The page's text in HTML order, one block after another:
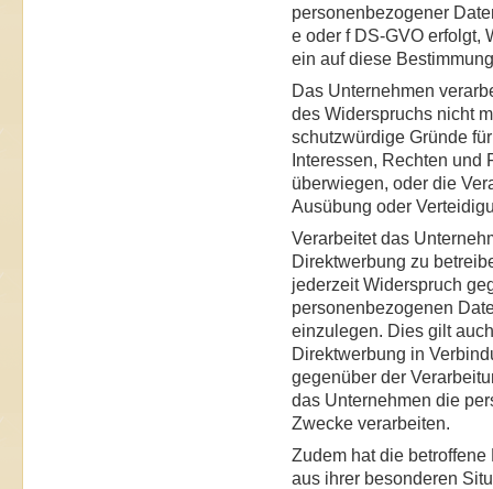
personenbezogener
e oder f DS-GVO erfolgt,
ein auf diese
Das Unternehmen
des Widerspruchs nicht
schutzwürdige Gründe
Interessen, Rechten und
überwiegen, oder die
Ausübung oder
Verarbeitet das
Direktwerbung zu
jederzeit Widerspruch
personenbezogenen
einzulegen. Dies gilt
Direktwerbung in
gegenüber der
das Unternehmen die
Zwecke verarbeiten.
Zudem hat die
aus ihrer besonderen